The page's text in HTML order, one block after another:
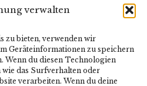
verwalten
zu bieten, verwenden wir
Geräteinformationen zu speichern
du diesen Technologien
das Surfverhalten oder
verarbeiten. Wenn du deine